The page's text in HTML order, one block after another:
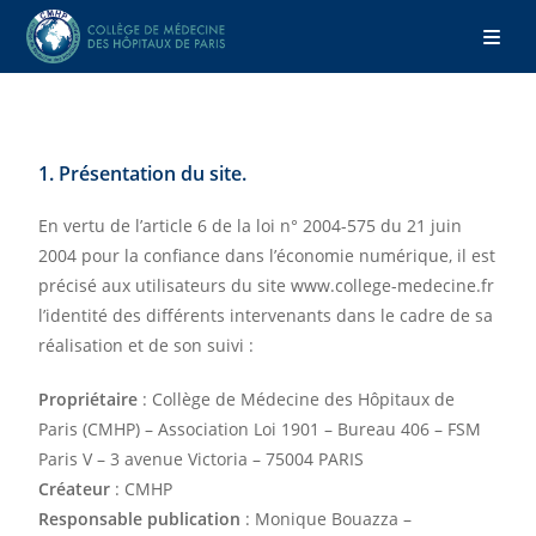
1. Présentation du site.
En vertu de l’article 6 de la loi n° 2004-575 du 21 juin
2004 pour la confiance dans l’économie numérique, il est
précisé aux utilisateurs du site www.college-medecine.fr
l’identité des différents intervenants dans le cadre de sa
réalisation et de son suivi :
Propriétaire : Collège de Médecine des Hôpitaux de
Paris (CMHP) – Association Loi 1901 – Bureau 406 – FSM
Paris V – 3 avenue Victoria – 75004 PARIS
Créateur : CMHP
Responsable publication : Monique Bouazza –